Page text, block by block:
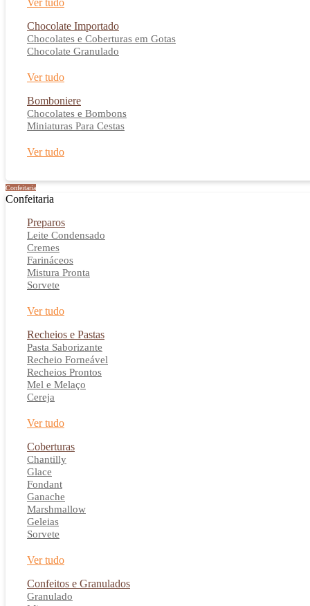
Ver tudo
Chocolate Importado
Chocolates e Coberturas em Gotas
Chocolate Granulado
Ver tudo
Bomboniere
Chocolates e Bombons
Miniaturas Para Cestas
Ver tudo
Confeitaria
Confeitaria
Preparos
Leite Condensado
Cremes
Farináceos
Mistura Pronta
Sorvete
Ver tudo
Recheios e Pastas
Pasta Saborizante
Recheio Forneável
Recheios Prontos
Mel e Melaço
Cereja
Ver tudo
Coberturas
Chantilly
Glace
Fondant
Ganache
Marshmallow
Geleias
Sorvete
Ver tudo
Confeitos e Granulados
Granulado